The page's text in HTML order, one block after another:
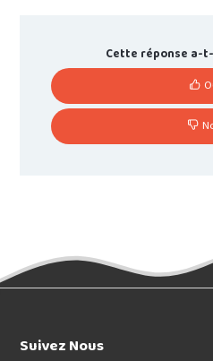
Cette réponse a-
Suivez Nous